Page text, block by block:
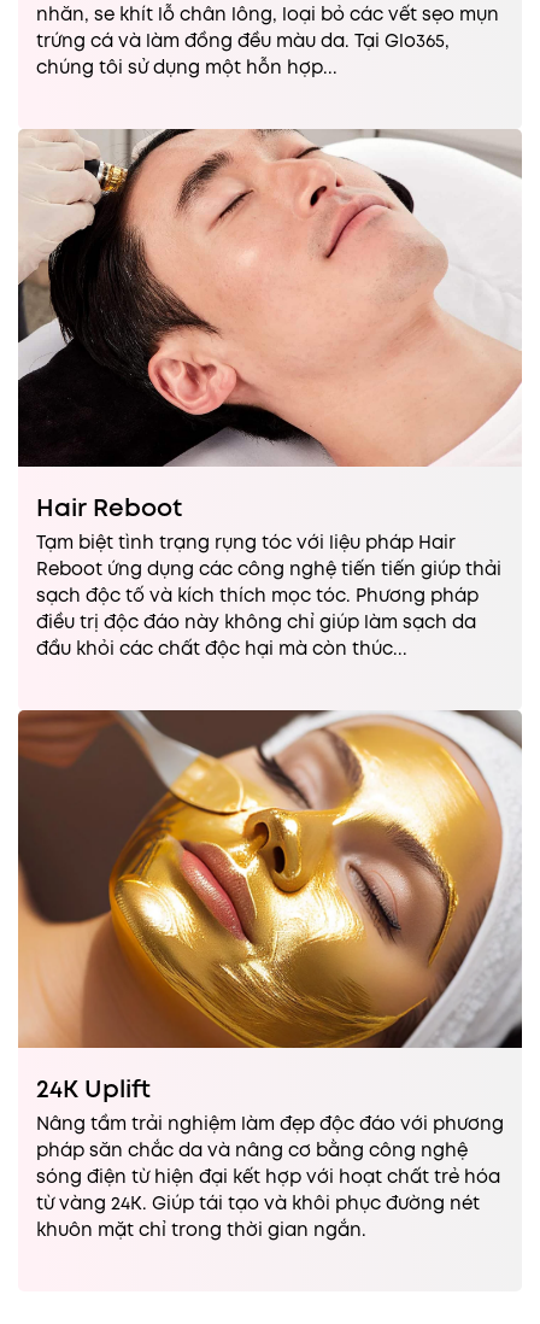
nhăn, se khít lỗ chân lông, loại bỏ các vết sẹo mụn
trứng cá và làm đồng đều màu da. Tại Glo365,
chúng tôi sử dụng một hỗn hợp...
Hair Reboot
Tạm biệt tình trạng rụng tóc với liệu pháp Hair
Reboot ứng dụng các công nghệ tiến tiến giúp thải
sạch độc tố và kích thích mọc tóc. Phương pháp
điều trị độc đáo này không chỉ giúp làm sạch da
đầu khỏi các chất độc hại mà còn thúc...
24K Uplift
Nâng tầm trải nghiệm làm đẹp độc đáo với phương
pháp săn chắc da và nâng cơ bằng công nghệ
sóng điện từ hiện đại kết hợp với hoạt chất trẻ hóa
từ vàng 24K. Giúp tái tạo và khôi phục đường nét
khuôn mặt chỉ trong thời gian ngắn.